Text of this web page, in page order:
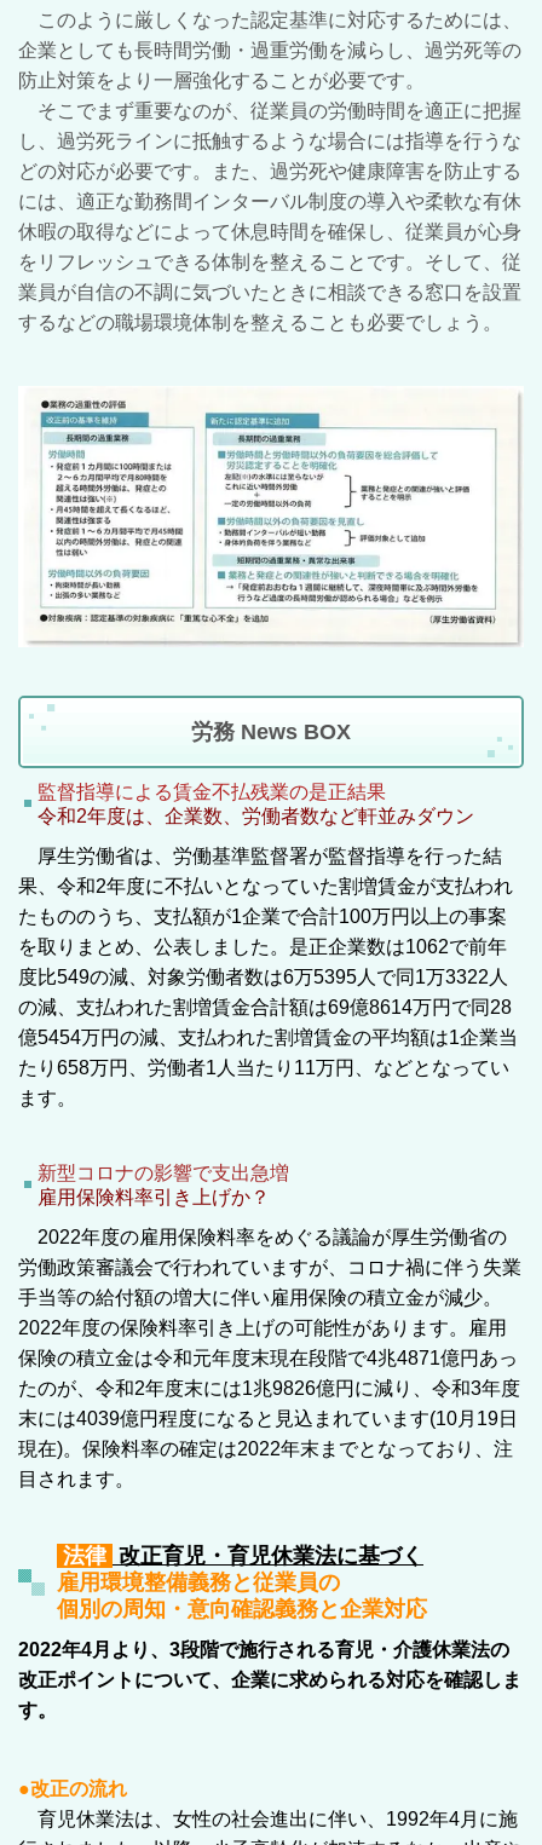
このように厳しくなった認定基準に対応するためには、
企業としても長時間労働・過重労働を減らし、過労死等の
防止対策をより一層強化することが必要です。
そこでまず重要なのが、従業員の労働時間を適正に把握
し、過労死ラインに抵触するような場合には指導を行うな
どの対応が必要です。また、過労死や健康障害を防止する
には、適正な勤務間インターバル制度の導入や柔軟な有休
休暇の取得などによって休息時間を確保し、従業員が心身
をリフレッシュできる体制を整えることです。そして、従
業員が自信の不調に気づいたときに相談できる窓口を設置
するなどの職場環境体制を整えることも必要でしょう。
労務 News BOX
監督指導による賃金不払残業の是正結果
令和2年度は、企業数、労働者数など軒並みダウン
厚生労働省は、労働基準監督署が監督指導を行った結
果、令和2年度に不払いとなっていた割増賃金が支払われ
たもののうち、支払額が1企業で合計100万円以上の事案
を取りまとめ、公表しました。是正企業数は1062で前年
度比549の減、対象労働者数は6万5395人で同1万3322人
の減、支払われた割増賃金合計額は69億8614万円で同28
億5454万円の減、支払われた割増賃金の平均額は1企業当
たり658万円、労働者1人当たり11万円、などとなってい
ます。
新型コロナの影響で支出急増
雇用保険料率引き上げか？
2022年度の雇用保険料率をめぐる議論が厚生労働省の
労働政策審議会で行われていますが、コロナ禍に伴う失業
手当等の給付額の増大に伴い雇用保険の積立金が減少。
2022年度の保険料率引き上げの可能性があります。雇用
保険の積立金は令和元年度末現在段階で4兆4871億円あっ
たのが、令和2年度末には1兆9826億円に減り、令和3年度
末には4039億円程度になると見込まれています(10月19日
現在)。保険料率の確定は2022年末までとなっており、注
目されます。
法律 改正育児・育児休業法に基づく
雇用環境整備義務と従業員の
個別の周知・意向確認義務と企業対応
2022年4月より、3段階で施行される育児・介護休業法の
改正ポイントについて、企業に求められる対応を確認しま
す。
●改正の流れ
育児休業法は、女性の社会進出に伴い、1992年4月に施